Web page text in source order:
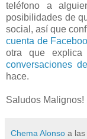
teléfono a
posibilidades de
social, así que
cuenta de
otra que explica
conversaciones
hace.
Saludos Malignos!
Chema Alonso a las